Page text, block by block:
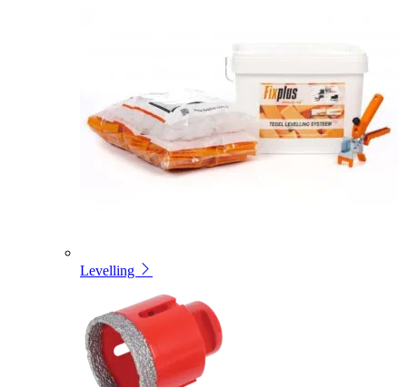
Levelling